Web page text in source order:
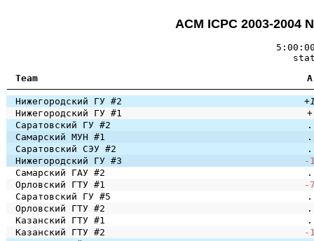
ACM ICPC 2003-2004
Team
A
Нижегородский ГУ #2
Нижегородский ГУ #1
+
Саратовский ГУ #2
.
Самарский МУН #1
.
Саратовский СЭУ #2
.
Нижегородский ГУ #3
-
Самарский ГАУ #2
.
Орловский ГТУ #1
-
Саратовский ГУ #5
.
Орловский ГТУ #2
.
Казанский ГТУ #1
.
Казанский ГТУ #2
-